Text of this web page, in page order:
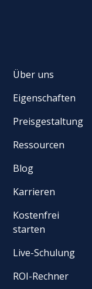
Über uns
Eigenschaften
Preisgestaltung
Ressourcen
Blog
Karrieren
Kostenfrei
starten
Live-Schulung
ROI-Rechner